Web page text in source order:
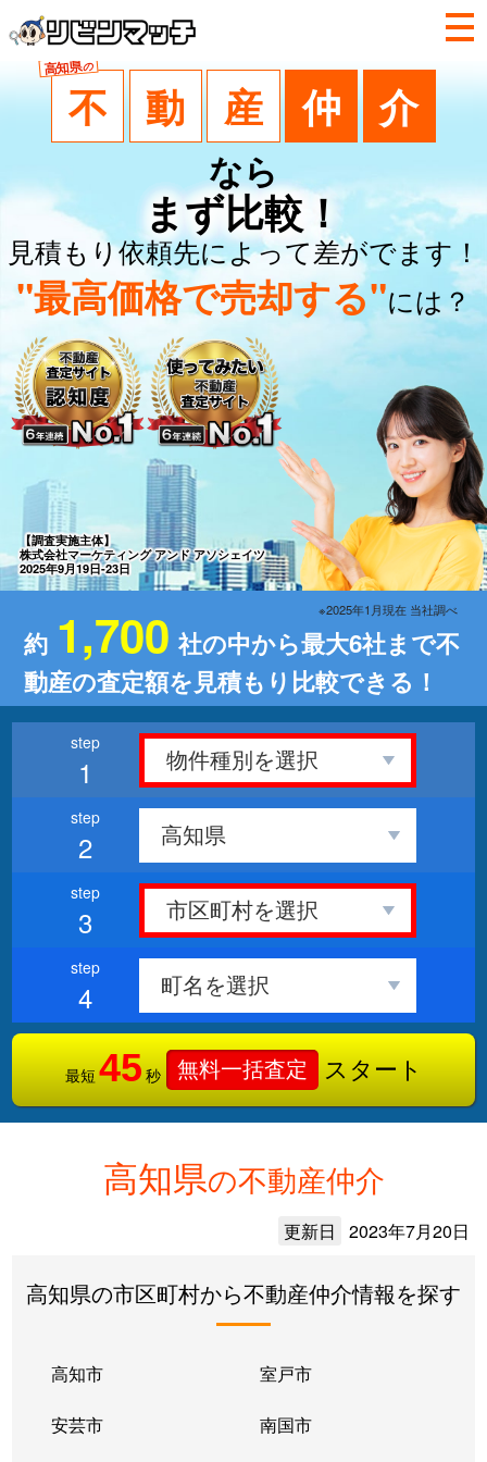
高知県の
不 動 産 仲 介
なら
まず比較！
見積もり依頼先によって差がでます！
"最高価格で売却する"には？
【調査実施主体】
株式会社マーケティング アンド アソシェイツ
2025年9月19日-23日
約 1,700 社の中から最大6社まで不
動産の査定額を見積もり比較できる！
※2025年1月現在 当社調べ
1
2
3
4
最短 45 秒 無料一括査定 スタート
高知県の不動産仲介
更新日 2023年7月20日
高知県の市区町村から不動産仲介情報を探す
高知市 室戸市
安芸市 南国市